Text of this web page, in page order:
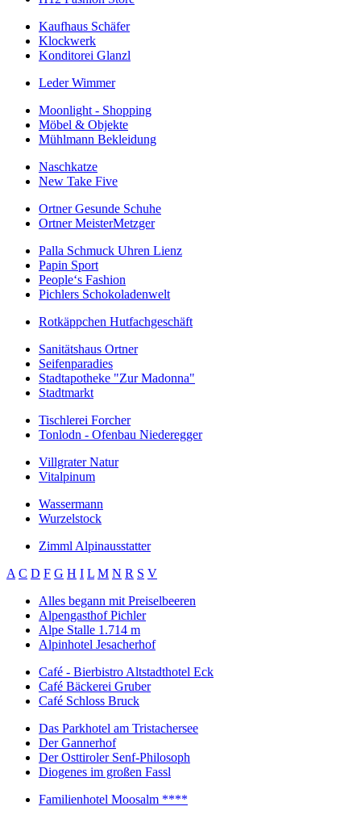
Kaufhaus Schäfer
Klockwerk
Konditorei Glanzl
Leder Wimmer
Moonlight - Shopping
Möbel & Objekte
Mühlmann Bekleidung
Naschkatze
New Take Five
Ortner Gesunde Schuhe
Ortner MeisterMetzger
Palla Schmuck Uhren Lienz
Papin Sport
People‘s Fashion
Pichlers Schokoladenwelt
Rotkäppchen Hutfachgeschäft
Sanitätshaus Ortner
Seifenparadies
Stadtapotheke "Zur Madonna"
Stadtmarkt
Tischlerei Forcher
Tonlodn - Ofenbau Niederegger
Villgrater Natur
Vitalpinum
Wassermann
Wurzelstock
Zimml Alpinausstatter
A C D F G H I L M N R S V
Alles begann mit Preiselbeeren
Alpengasthof Pichler
Alpe Stalle 1.714 m
Alpinhotel Jesacherhof
Café - Bierbistro Altstadthotel Eck
Café Bäckerei Gruber
Café Schloss Bruck
Das Parkhotel am Tristachersee
Der Gannerhof
Der Osttiroler Senf-Philosoph
Diogenes im großen Fassl
Familienhotel Moosalm ****